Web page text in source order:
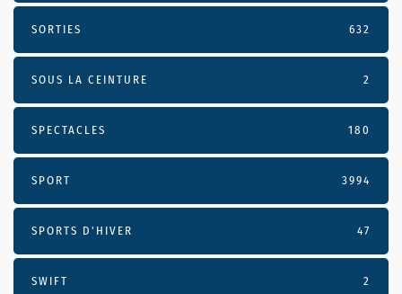
SORTIES 632
SOUS LA CEINTURE 2
SPECTACLES 180
SPORT 3994
SPORTS D'HIVER 47
SWIFT 2